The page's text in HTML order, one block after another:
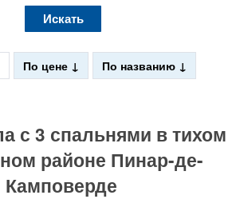
Искать
По цене По названию
с 3 спальнями в тихом
районе Пинар-де-
Камповерде